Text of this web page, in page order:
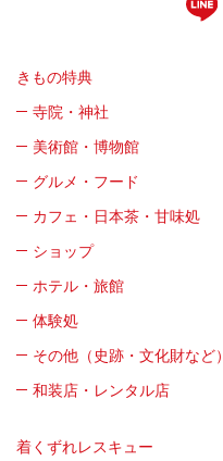
きもの特典
寺院・神社
美術館・博物館
グルメ・フード
カフェ・日本茶・甘味処
ショップ
ホテル・旅館
体験処
その他（史跡・文化財など）
和装店・レンタル店
着くずれレスキュー